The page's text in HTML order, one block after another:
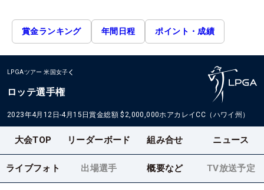
賞金ランキング 年間日程 ポイント・成績
LPGAツアー 米国女子
ロッテ選手権
2023年4月12日-4月15日賞金総額 $2,000,000ホアカレイCC（ハワイ州）
大会TOP リーダーボード 組み合せ ニュース
ライブフォト 出場選手 概要など TV放送予定